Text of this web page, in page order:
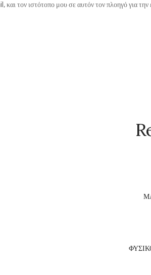
τον ιστότοπο μου σε αυτόν τον πλοηγό για